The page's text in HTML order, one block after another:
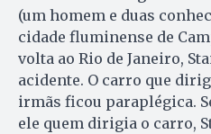
(um homem e duas
cidade fluminense de
volta ao Rio de Janeiro,
acidente. O carro que
irmãs ficou paraplégica.
ele quem dirigia o carro,